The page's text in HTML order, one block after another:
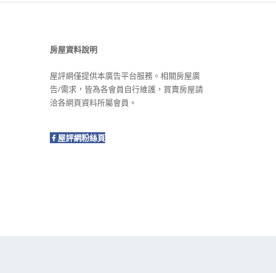
房屋資料說明
屋評網僅提供本廣告平台服務。相關房屋廣
告/需求，皆為各會員自行維護，買賣房屋請
洽各網頁資料所屬會員。
屋評網粉絲頁